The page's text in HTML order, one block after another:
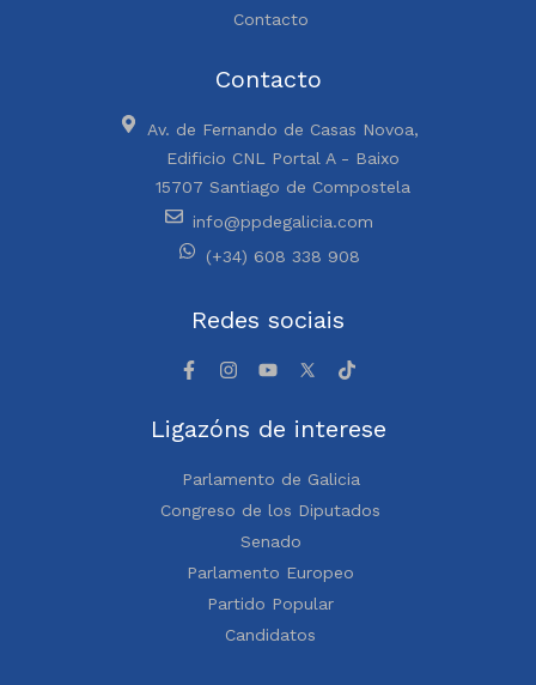
Contacto
Contacto
Av. de Fernando de Casas Novoa,
Edificio CNL Portal A - Baixo
15707 Santiago de Compostela
info@ppdegalicia.com
(+34) 608 338 908
Redes sociais
Ligazóns de interese
Parlamento de Galicia
Congreso de los Diputados
Senado
Parlamento Europeo
Partido Popular
Candidatos